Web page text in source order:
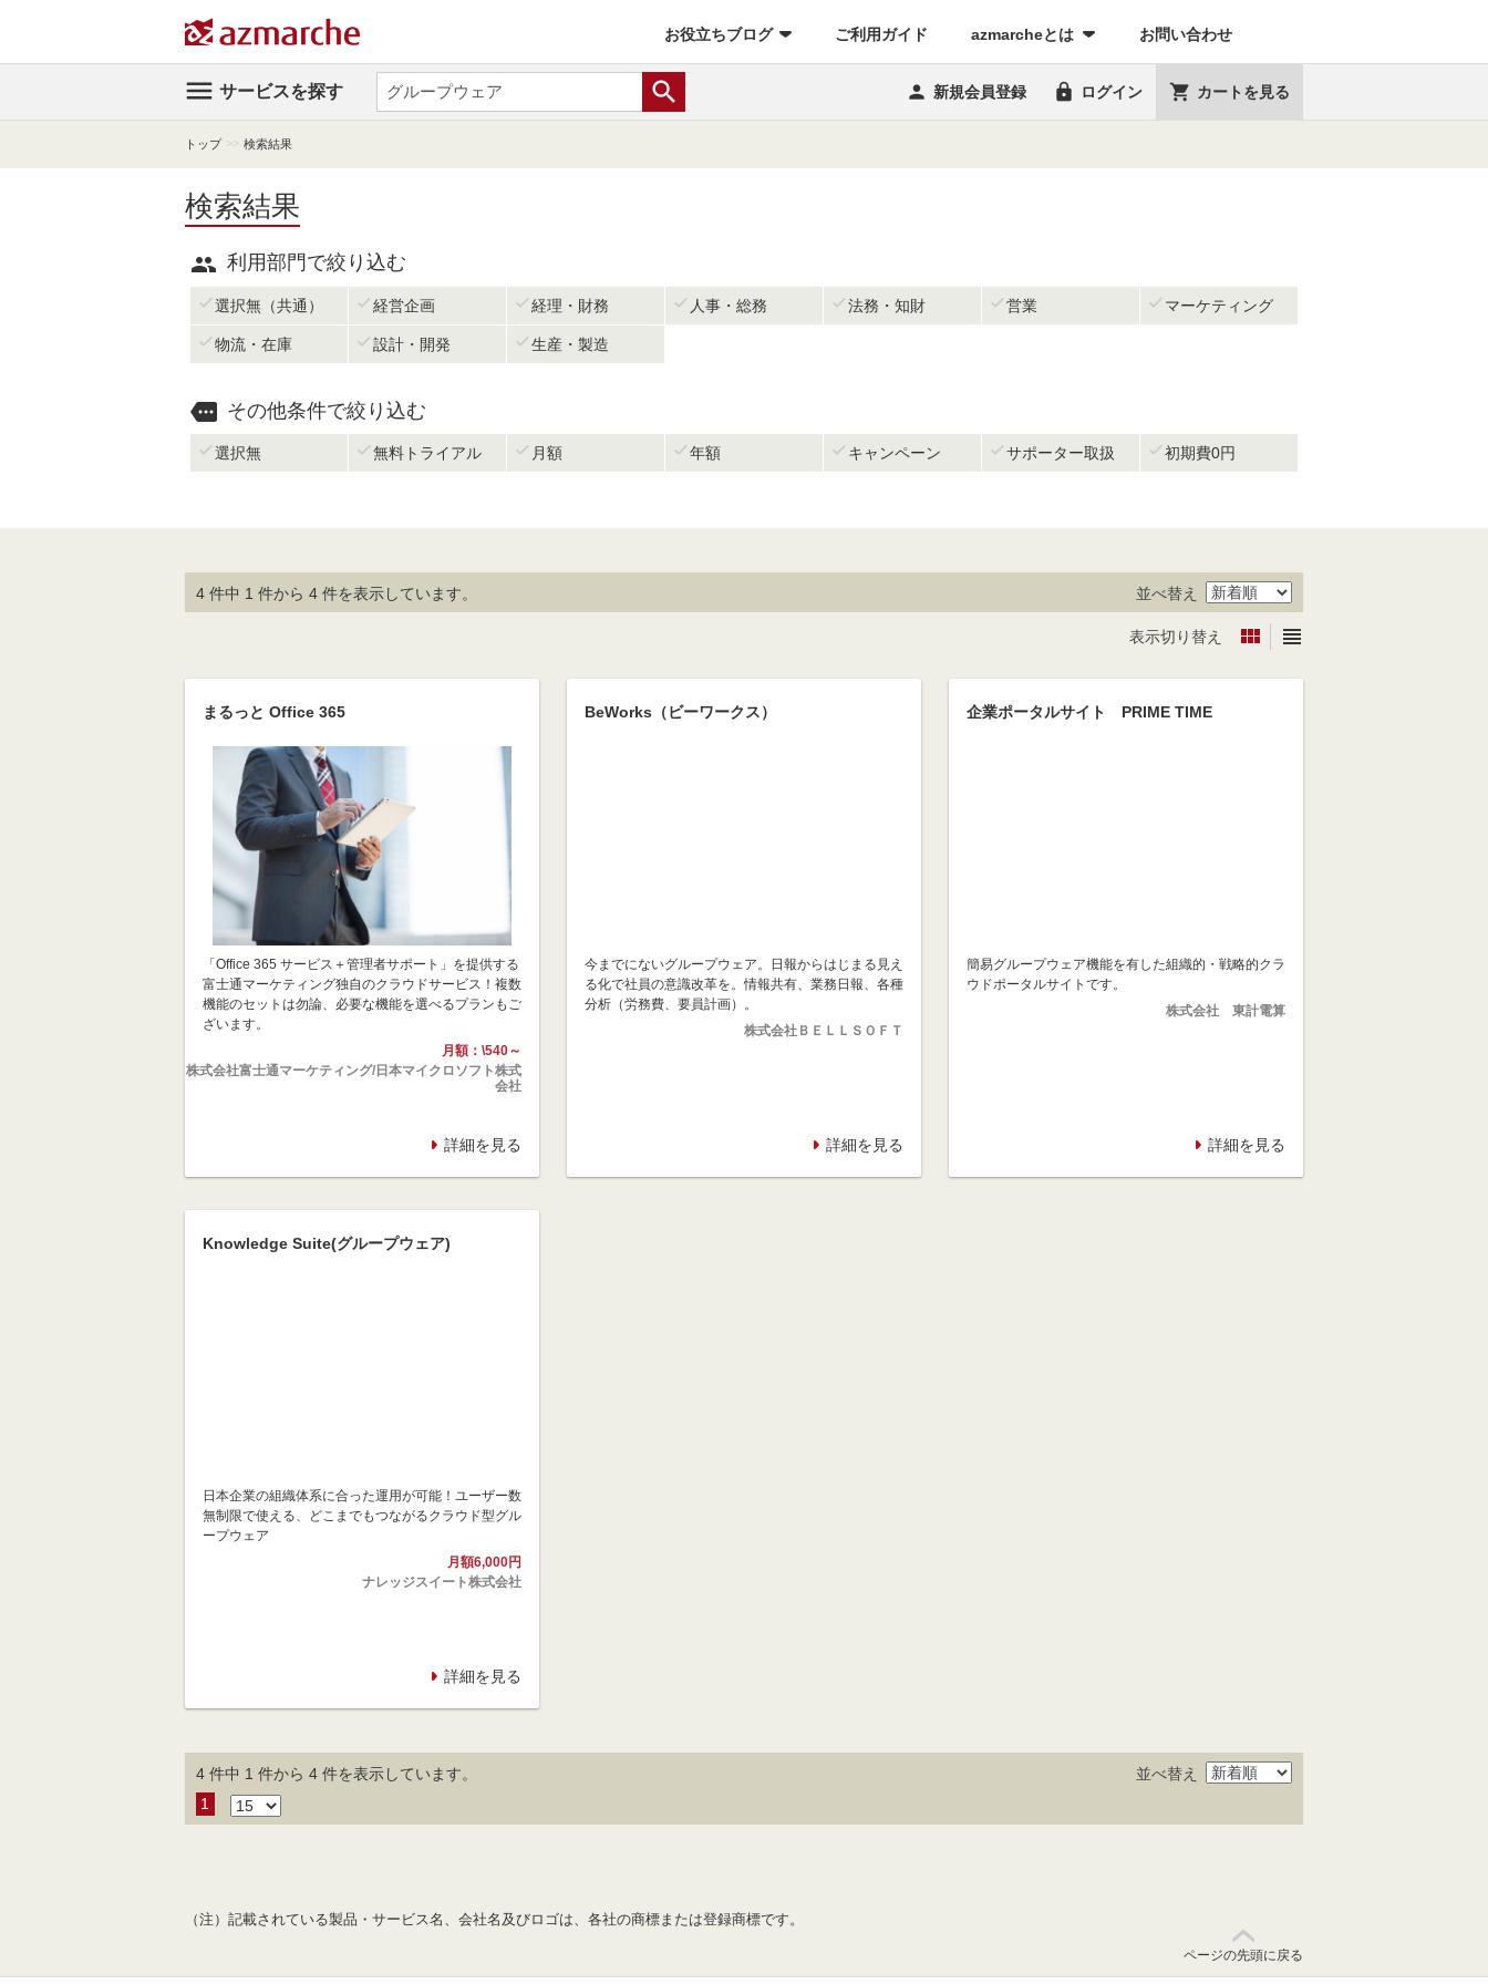
お役立ちブログ ご利用ガイド (current)azmarcheとは お問い合わせ
 サービスを探す   新規会員登録  ログイン  カートを見る
トップ >> 検索結果
検索結果
 利用部門で絞り込む
 選択無（共通）  経営企画  経理・財務  人事・総務  法務・知財  営業  マーケティング
 物流・在庫  設計・開発  生産・製造
 その他条件で絞り込む
 選択無  無料トライアル  月額  年額  キャンペーン  サポーター取扱  初期費0円
4 件中 1 件から 4 件を表示しています。 並べ替え
表示切り替え  
まるっと Office 365
「Office 365 サービス＋管理者サポート」を提供する
富士通マーケティング独自のクラウドサービス！複数
機能のセットは勿論、必要な機能を選べるプランもご
ざいます。
月額：\540～
株式会社富士通マーケティング/日本マイクロソフト株式
会社
詳細を見る
BeWorks（ビーワークス）
今までにないグループウェア。日報からはじまる見え
る化で社員の意識改革を。情報共有、業務日報、各種
分析（労務費、要員計画）。
株式会社ＢＥＬＬＳＯＦＴ
詳細を見る
企業ポータルサイト PRIME TIME
簡易グループウェア機能を有した組織的・戦略的クラ
ウドポータルサイトです。
株式会社 東計電算
詳細を見る
Knowledge Suite(グループウェア)
日本企業の組織体系に合った運用が可能！ユーザー数
無制限で使える、どこまでもつながるクラウド型グル
ープウェア
月額6,000円
ナレッジスイート株式会社
詳細を見る
4 件中 1 件から 4 件を表示しています。
並べ替え
1
（注）記載されている製品・サービス名、会社名及びロゴは、各社の商標または登録商標です。
ページの先頭に戻る